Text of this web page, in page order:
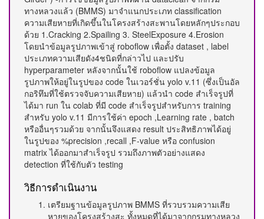
ทางหลวงแล้ว (BMMS) มาจำแนกประเภท classification
ความเสียหายที่เกิดขึ้นในโครงสร้างสะพานโดยหลักๆประกอบ
ด้วย 1.Cracking 2.Spailing 3. SteelExposure 4.Erosion
โดยนำข้อมูลรูปภาพเข้าสู่ roboflow เพื่อตั้ง dataset , label
ประเภทความเสียดัง4ชนิดที่กล่าวไป และปรับ
hyperparameter หลังจากนั้นใช้ roboflow แปลงข้อมูล
รูปภาพให้อยู่ในรูปของ code ในเวอร์ชั่น yolo v.11 (ซึ่งเป็นอัล
กอริทึมที่ใช้ตรวจจับความเสียหาย) แล้วนำ code สำเร็จรูปที่
ได้มา run ใน colab ที่มี code สำเร็จรูปสำหรับการ training
สำหรับ yolo v.11 มีการใช้ค่า epoch ,Learning rate , batch
หรืออื่นๆรวมด้วย จากนั้นจึงแสดง result ประสิทธิภาพได้อยู่
ในรูปของ %precision ,recall ,F-value หรือ confusion
matrix ได้ออกมาสำเร็จรูป รวมถึงภาพตัวอย่างแสดง
detection ที่ใช้กับตัว testing
วิธีการดำเนินงาน
เตรียมฐานข้อมูลรูปภาพ BMMS ที่รวบรวมความเสีย
หายของโครงสร้างสะ ทั้งหมดที่ได้มาจากกรมทางหลวง